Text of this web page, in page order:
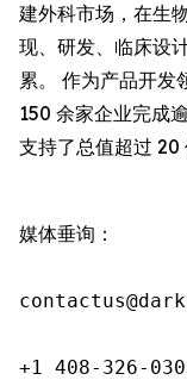
建外科市场，在生
现、研发、临床设
累。 作为产品开发
150 余家企业完成
支持了总值超过 20
媒体垂询：
+1 408-326-